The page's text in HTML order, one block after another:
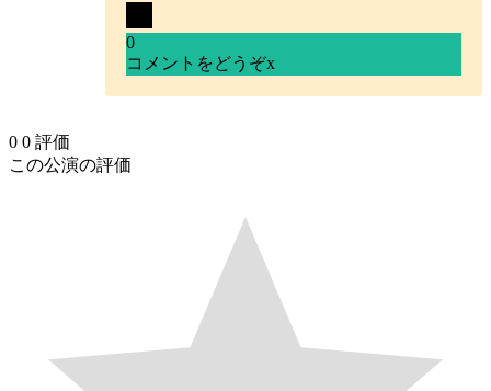
0
コメントをどうぞx
0 0 評価
この公演の評価